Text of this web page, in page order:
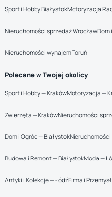
Sport i Hobby BiałystokMotoryzacja
Nieruchomości sprzedaż WrocławDom
Nieruchomości wynajem Toruń
Polecane w Twojej okolicy
Sport i Hobby — KrakówMotoryzacja —
Zwierzęta — KrakówNieruchomości
Dom i Ogród — BiałystokNieruchomości
Budowa i Remont — BiałystokModa —
Antyki i Kolekcje — ŁódźFirma i